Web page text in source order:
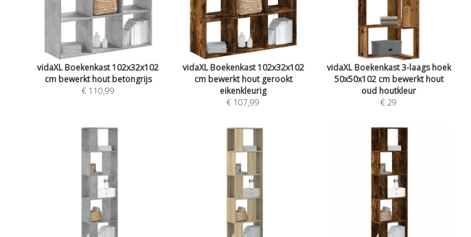
vidaXL Boekenkast 102x32x102
cm bewerkt hout betongrijs
€ 110,99
vidaXL Boekenkast 102x32x102
cm bewerkt hout gerookt
eikenkleurig
€ 107,99
vidaXL Boekenkast 3-laags hoek
50x50x102 cm bewerkt hout
oud houtkleur
€ 29